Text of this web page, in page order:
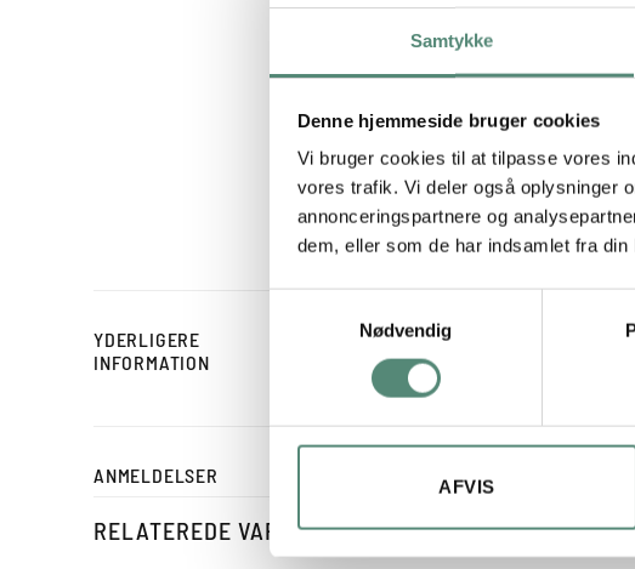
Samtykke
Denne hjemmeside bruger cookies
Vi bruger cookies til at tilpasse vores
vores trafik. Vi deler også oplysninger
annonceringspartnere og
dem, eller som de har indsamlet fra din
Nødvendig
AFVIS
løftet vinglas skaber en fortælling
bløde rosa toner, varme gule
stil er kendetegnet ved organiske
Motivet passer særligt godt i
arbejdsrum. Plakaten kan nemt
sammenhængende og kunstnerisk
YDERLIGERE
INFORMATION
ANMELDELSER
RELATEREDE VARER